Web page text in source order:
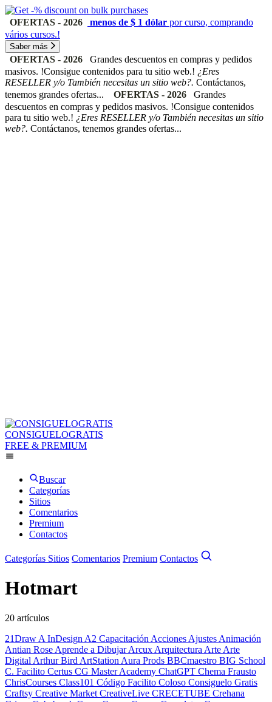
OFERTAS - 2026 menos de $ 1 dólar por curso, comprando
vários cursos.!
Saber más
OFERTAS - 2026
Grandes descuentos en compras y pedidos
masivos. !Consigue contenidos para tu sitio web.! ¿Eres
RESELLER y/o También necesitas un sitio web?. Contáctanos,
tenemos grandes ofertas...
OFERTAS - 2026
Grandes
descuentos en compras y pedidos masivos. !Consigue contenidos
para tu sitio web.! ¿Eres RESELLER y/o También necesitas un sitio
web?. Contáctanos, tenemos grandes ofertas...
CONSIGUELOGRATIS
FREE & PREMIUM
Buscar
Categorías
Sitios
Comentarios
Premium
Contactos
Categorías Sitios Comentarios Premium Contactos
Hotmart
20 artículos
21Draw A InDesign A2 Capacitación Acciones Ajustes Animación
Antian Rose Aprende a DibujarArcux Arquitectura Arte Arte
Digital Arthur Bird ArtStation Aura Prods BBCmaestro BIG School
C. Facilito Certus CG Master Academy ChatGPT Chema Frausto
ChrisCourses Class101 Código Facilito Coloso Consiguelo Gratis
Craftsy Creative Market CreativeLive CRECETUBE Crehana